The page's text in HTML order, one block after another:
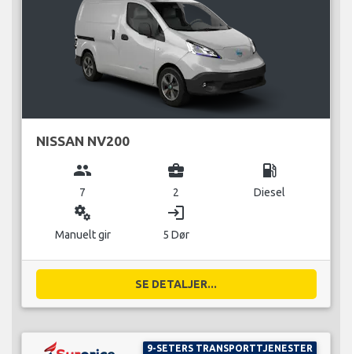
NISSAN NV200
group
7
business_center
2
local_gas_station
Diesel
miscellaneous_services
Manuelt gir
login
5 Dør
SE DETALJER...
9-SETERS TRANSPORTTJENESTER